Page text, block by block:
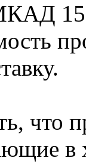
что
в